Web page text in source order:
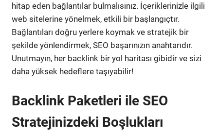
hitap eden bağlantılar bulmalısınız. İçeriklerinizle ilgili
web sitelerine yönelmek, etkili bir başlangıçtır.
Bağlantıları doğru yerlere koymak ve stratejik bir
şekilde yönlendirmek, SEO başarınızın anahtarıdır.
Unutmayın, her backlink bir yol haritası gibidir ve sizi
daha yüksek hedeflere taşıyabilir!
Backlink Paketleri ile SEO
Stratejinizdeki Boşlukları